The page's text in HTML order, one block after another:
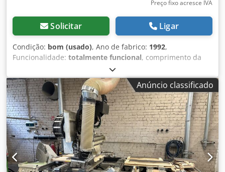
Preço fixo acresce IVA
Solicitar Ligar
Condição: bom (usado), Ano de fabrico: 1992,
Funcionalidade: totalmente funcional, comprimento da
, largura da peça (máx.):
altura da peça de trabalho (máx.):80 mm, Equipamento:
documentação / manual, Fresadora CNC Rover 342
Dkodozl Uayepfx Ak Der com 1 motor de fresagem e lâmina
de serra e caixas de brocas cruzadas está totalmente
funcional, mas foi desmontada pelo vendedor de uma
fábrica que encerrou as suas atividades.
Anúncio classificado